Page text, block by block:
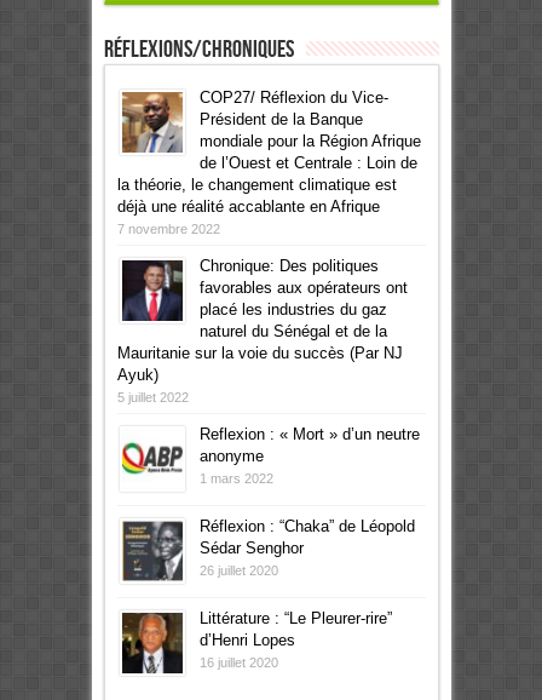
Réflexions/Chroniques
COP27/ Réflexion du Vice-
Président de la Banque
mondiale pour la Région Afrique
de l’Ouest et Centrale : Loin de
la théorie, le changement climatique est
déjà une réalité accablante en Afrique
7 novembre 2022
Chronique: Des politiques
favorables aux opérateurs ont
placé les industries du gaz
naturel du Sénégal et de la
Mauritanie sur la voie du succès (Par NJ
Ayuk)
5 juillet 2022
Reflexion : « Mort » d’un neutre
anonyme
1 mars 2022
Réflexion : “Chaka” de Léopold
Sédar Senghor
26 juillet 2020
Littérature : “Le Pleurer-rire”
d’Henri Lopes
16 juillet 2020